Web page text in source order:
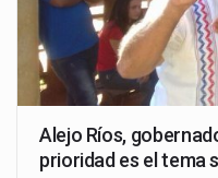
Alejo Ríos,
prioridad es el tema